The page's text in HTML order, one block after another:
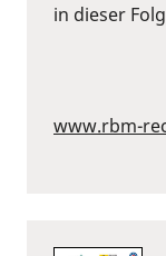
in dieser
www.rbm-